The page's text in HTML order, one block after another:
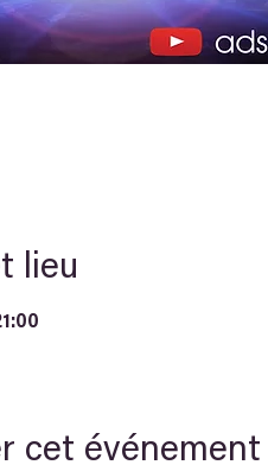
lieu
cet événement